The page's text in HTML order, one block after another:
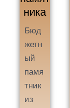
ника
Бюд
жетн
ый
памя
тник
из